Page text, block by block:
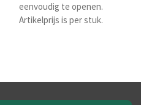
eenvoudig te openen.
Artikelprijs is per stuk.